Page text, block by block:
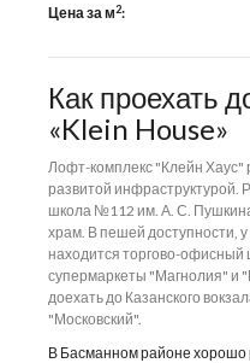
Цена за м2:
Как проехать
«Klein House»
Лофт-комплекс "Клейн Хаус"
развитой инфраструктурой.
школа №112 им. А. С.
храм. В пешей доступности,
находится торгово-офисный
супермаркеты "Магнолия" и
доехать до Казанского
"Московский".
В Басманном районе хорошо